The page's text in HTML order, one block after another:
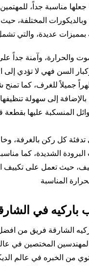
مناسبة جداً، للمهتمين
المختلفة، حيث
بمميزات عديدة، والتي
والحرارة، وآمنة جداً
السن فهي لا تؤدي إلى
جميلاً للغرف، كما تمنح
بالإضافة إلى سهولة
المنسكبة عليها
كل ركن بالغرفة،
الشديدة، كما
حيث تعمل على تكييف
المناسبة
باركيه في
الشارقة فريق من افضل
المختصين في
من الخبره في عالم